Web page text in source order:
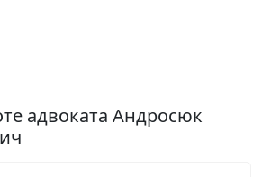
адвоката Андросюк